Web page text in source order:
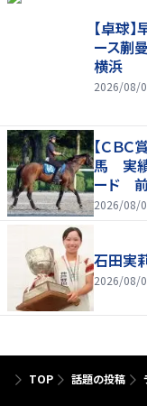
【卓球
ース蒯
横浜
2026/08/
【ＣＢ
馬 実
ード
2026/08/
石田実
2026/08/
TOP 話題の投稿